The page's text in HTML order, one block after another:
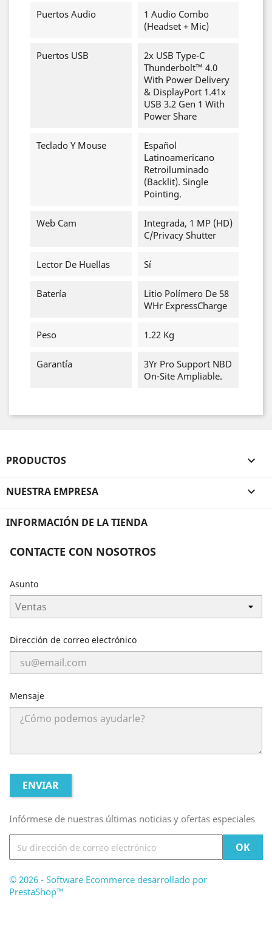
Puertos Audio
1 Audio Combo
(Headset + Mic)
Puertos USB
2x USB Type-C
Thunderbolt™ 4.0
With Power Delivery
& DisplayPort 1.41x
USB 3.2 Gen 1 With
Power Share
Teclado Y Mouse
Español
Latinoamericano
Retroiluminado
(Backlit). Single
Pointing.
Web Cam
Integrada, 1 MP (HD)
C/Privacy Shutter
Lector De Huellas Sí
Batería
Litio Polímero De 58
WHr ExpressCharge
Peso 1.22 Kg
Garantía
3Yr Pro Support NBD
On-Site Ampliable.
PRODUCTOS 
NUESTRA EMPRESA 
INFORMACIÓN DE LA TIENDA
CONTACTE CON NOSOTROS
Asunto
Dirección de correo electrónico
Mensaje
Infórmese de nuestras últimas noticias y ofertas especiales
© 2026 - Software Ecommerce desarrollado por
PrestaShop™